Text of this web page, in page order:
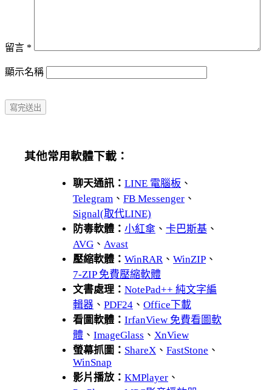
留言 *
顯示名稱
其他常用軟體下載：
聊天通訊： LINE 電腦板 、
Telegram 、 FB Messenger 、
Signal(取代LINE)
防毒軟體： 小紅傘 、 卡巴斯基 、
AVG 、 Avast
壓縮軟體： WinRAR、 WinZIP 、
7-ZIP 免費壓縮軟體
文書處理： NotePad++ 純文字編
輯器 、 PDF24 、 Office下載
看圖軟體： IrfanView 免費看圖軟
體 、 ImageGlass 、 XnView
螢幕抓圖： ShareX 、 FastStone 、
WinSnap
影片播放： KMPlayer 、